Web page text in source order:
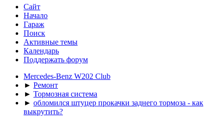
Сайт
Начало
Гараж
Поиск
Активные темы
Календарь
Поддержать форум
Mercedes-Benz W202 Club
► Ремонт
► Тормозная система
► обломился штуцер прокачки заднего тормоза - как
выкрутить?